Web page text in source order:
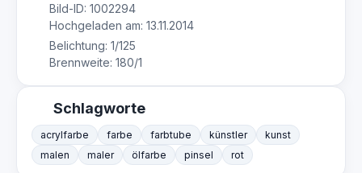
Bild-ID: 1002294
Hochgeladen am: 13.11.2014
Belichtung: 1/125
Brennweite: 180/1
Schlagworte
acrylfarbe farbe farbtube künstler
kunst
malen
maler ölfarbe pinsel rot